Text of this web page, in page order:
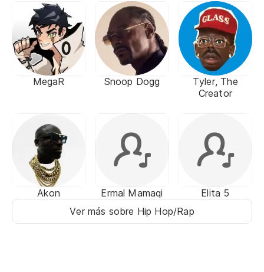
MegaR Snoop Dogg
Tyler, The
Creator
Akon Ermal Mamaqi
Elita 5
Ver más sobre Hip Hop/Rap